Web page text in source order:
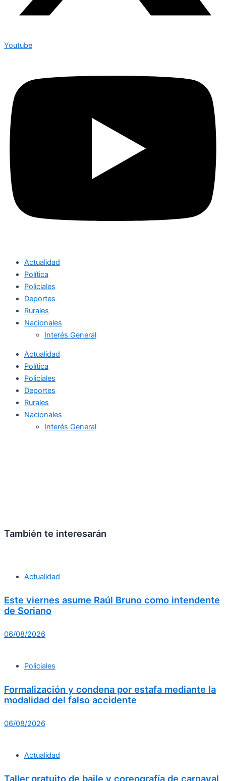
Youtube
Actualidad
Política
Policiales
Deportes
Rurales
Nacionales
Interés General
Actualidad
Política
Policiales
Deportes
Rurales
Nacionales
Interés General
También te interesarán
Actualidad
Este viernes asume Raúl Bruno como intendente
de Soriano
06/08/2026
Policiales
Formalización y condena por estafa mediante la
modalidad del falso accidente
06/08/2026
Actualidad
Taller gratuito de baile y coreografía de carnaval